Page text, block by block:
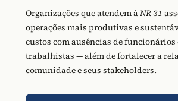
Organizações que atendem àNR 31
operações mais produtivas e
custos com ausências de funcionários
trabalhistas — além de fortalecer a
comunidade e seus stakeholders.